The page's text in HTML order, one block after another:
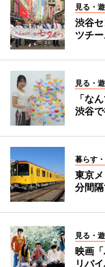
見る・
渋谷
ツチ
見る・
「な
渋谷
暮らす
東京
分間
見る・
映画
リバ